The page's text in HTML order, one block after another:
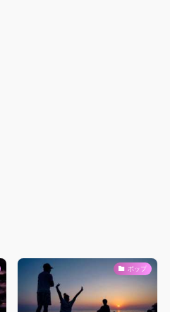
ポップ